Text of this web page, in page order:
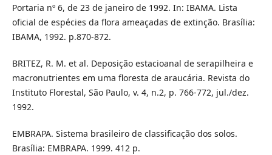
Portaria nº 6, de 23 de janeiro de 1992. In: IBAMA. Lista
oficial de espécies da flora ameaçadas de extinção. Brasília:
IBAMA, 1992. p.870-872.
BRITEZ, R. M. et al. Deposição estacioanal de serapilheira e
macronutrientes em uma floresta de araucária. Revista do
Instituto Florestal, São Paulo, v. 4, n.2, p. 766-772, jul./dez.
1992.
EMBRAPA. Sistema brasileiro de classificação dos solos.
Brasília: EMBRAPA. 1999. 412 p.